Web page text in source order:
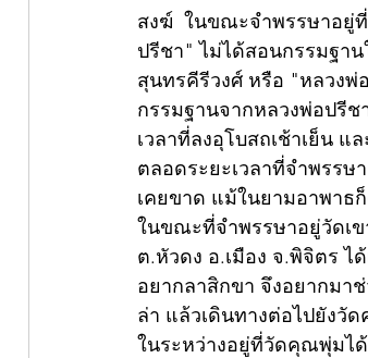
สงฆ์  ในขณะจำพรรษาอยู่
ปรีชา" ไม่ได้สอนกรรมฐา
สุนทรคีรีวงศ์ หรือ "หลวงพ่
กรรมฐานจากหลวงพ่อปรี
เวลาที่ลงอุโบสถเช้าเย็น
ตลอดระยะเวลาที่จำพรร
เคยขาด แม้ในยามอาพาธ
ในขณะที่จำพรรษาอยู่วัดเ
ต.หัวดง อ.เมือง จ.พิจิตร
อยากลาสิกขา จึงอยากม
ล่า แล้วเดินทางต่อไปยังวั
ในระหว่างอยู่ที่วัดคุณพุ่มไ